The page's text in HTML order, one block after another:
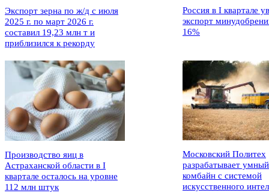
Экспорт зерна по ж/д с июля
2025 г. по март 2026 г.
составил 19,23 млн т и
приблизился к рекорду
Россия в I квартале
экспорт
16%
Производство яиц в
Астраханской области в I
квартале осталось на уровне
112 млн штук
Московский Политех
разрабатывает умный
комбайн с системой
искусственного